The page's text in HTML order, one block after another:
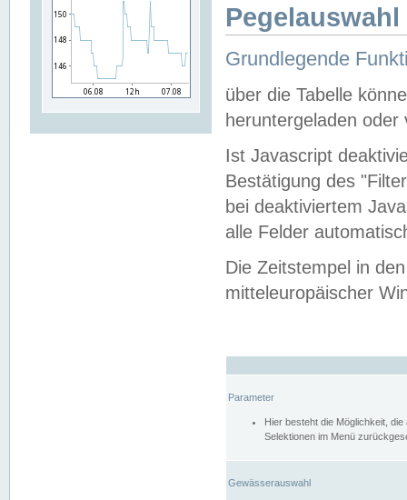
Grundlegende
über die Tabelle
heruntergeladen oder
Ist Javascript
Bestätigung des
bei deaktiviertem
alle Felder
Die Zeitstempel in
mitteleuropäischer
Parameter
Hier besteht die Möglichkeit,
Selektionen im Menü
Gewässerauswahl